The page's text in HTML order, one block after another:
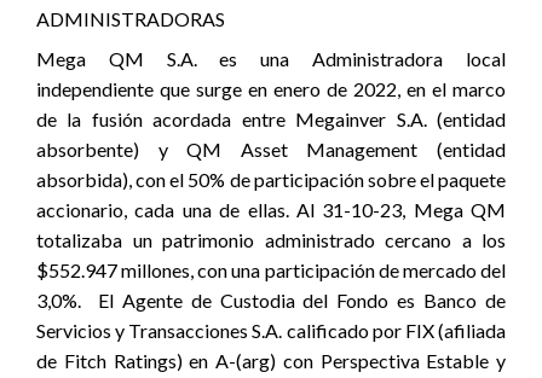
ADMINISTRADORAS
Mega QM S.A. es una Administradora local
independiente que surge en enero de 2022, en el marco
de la fusión acordada entre Megainver S.A. (entidad
absorbente) y QM Asset Management (entidad
absorbida), con el 50% de participación sobre el paquete
accionario, cada una de ellas. Al 31-10-23, Mega QM
totalizaba un patrimonio administrado cercano a los
$552.947 millones, con una participación de mercado del
3,0%.
El Agente de Custodia del Fondo es Banco de
Servicios y Transacciones S.A. calificado por FIX (afiliada
de Fitch Ratings) en A-(arg) con Perspectiva Estable y